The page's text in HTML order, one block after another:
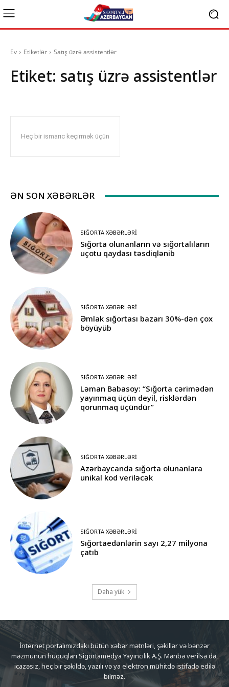
Ev Etiketlər Satış üzrə assistentlər
Etiket: satış üzrə assistentlər
Heç bir ismarıc keçirmək üçün
ƏN SON XƏBƏRLƏR
SIĞORTA XƏBƏRLƏRI
Sığorta olunanların və sığortalıların
uçotu qaydası təsdiqlənib
SIĞORTA XƏBƏRLƏRI
Əmlak sığortası bazarı 30%-dən çox
böyüyüb
SIĞORTA XƏBƏRLƏRI
Ləman Babasoy: “Sığorta cərimədən
yayınmaq üçün deyil, risklərdən
qorunmaq üçündür”
SIĞORTA XƏBƏRLƏRI
Azərbaycanda sığorta olunanlara
unikal kod veriləcək
SIĞORTA XƏBƏRLƏRI
Sığortaedənlərin sayı 2,27 milyona
çatıb
Daha yük
İnternet portalımızdakı bütün xəbər mətnləri, şəkillər və bənzər
məzmunun hüquqları Sigortamedya Yayıncılık A.Ş. Mənbə verilsə də,
icazəsiz, heç bir şəkildə, yazılı və ya elektron mühitdə istifadə edilə
bilməz.